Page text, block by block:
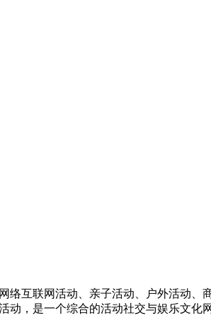
互联网活动、亲子活动、户外活动、
，是一个综合的活动社交与娱乐文化网